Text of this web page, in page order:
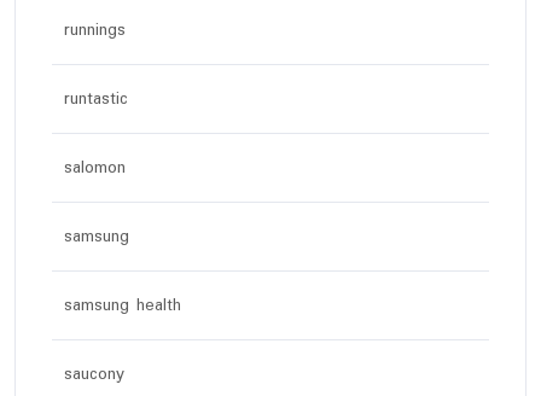
runnings
runtastic
salomon
samsung
samsung health
saucony